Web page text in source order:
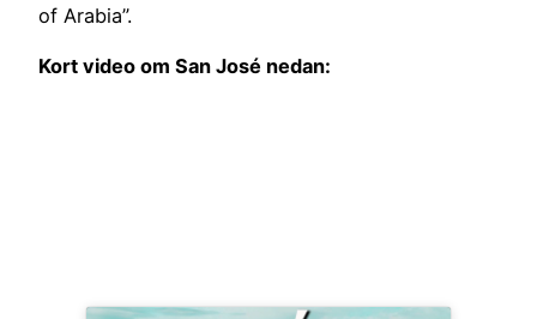
of Arabia”.
Kort video om San José nedan: